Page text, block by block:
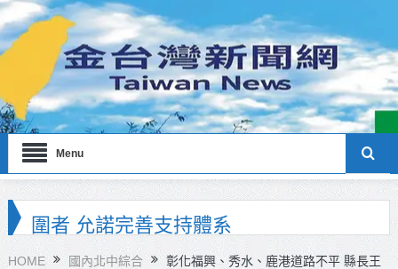
Menu
海巡署南部分署主官大換血 蔡順元
勉提升巡防戰力
HOME 國內北中綜合
彰化福興、秀水、鹿港道路不平 縣長王